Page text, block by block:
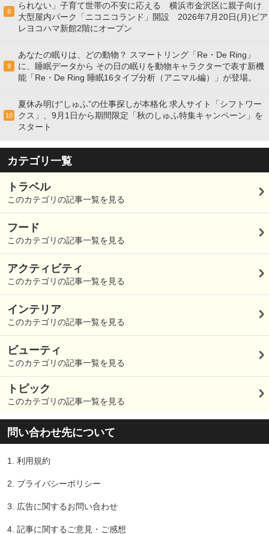
8
られない」子育て世帯の不安に応える 横浜市金沢区に親子向け
大型屋内パーク「ニコニコランド」開設 2026年7月20日(月)ビア
レヨコハマ新館2階にオープン
9
あなたの眠りは、どの動物？ スマートリング「Re・De Ring」
に、睡眠データから その日の眠りを動物キャラクターで表す新機
能「Re・De Ring 睡眠16タイプ分析（アニマル編）」が登場。
10
夏休み明け“しゅふ”の仕事探しが本格化 求人サイト「シフトワー
クス」、9月1日から期間限定「秋のしゅふ特集キャンペーン」を
スタート
カテゴリ一覧
トラベル
このカテゴリの記事一覧を見る
フード
このカテゴリの記事一覧を見る
アクティビティ
このカテゴリの記事一覧を見る
インテリア
このカテゴリの記事一覧を見る
ビューティ
このカテゴリの記事一覧を見る
トピック
このカテゴリの記事一覧を見る
問い合わせ先について
1. 利用規約
2. プライバシーポリシー
3. 広告に関するお問い合わせ
4. 記事に関するご意見・ご感想